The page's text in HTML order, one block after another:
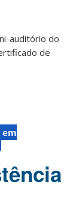
auditório do
de
em